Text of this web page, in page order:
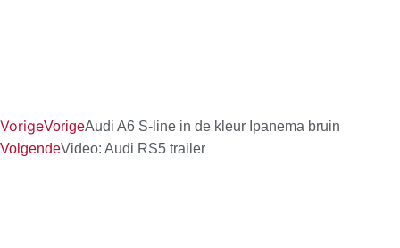
VorigeVorigeAudi A6 S-line in de kleur Ipanema bruin
VolgendeVideo: Audi RS5 trailer